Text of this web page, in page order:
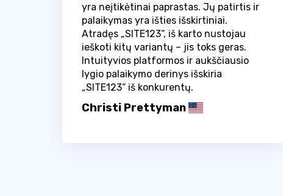
yra neįtikėtinai paprastas. Jų patirtis ir
palaikymas yra išties išskirtiniai.
Atradęs „SITE123“, iš karto nustojau
ieškoti kitų variantų – jis toks geras.
Intuityvios platformos ir aukščiausio
lygio palaikymo derinys išskiria
„SITE123“ iš konkurentų.
Christi Prettyman